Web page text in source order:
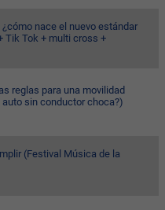
nace el nuevo estándar
Tik Tok + multi cross +
reglas para una movilidad
sin conductor choca?)
(Festival Música de la